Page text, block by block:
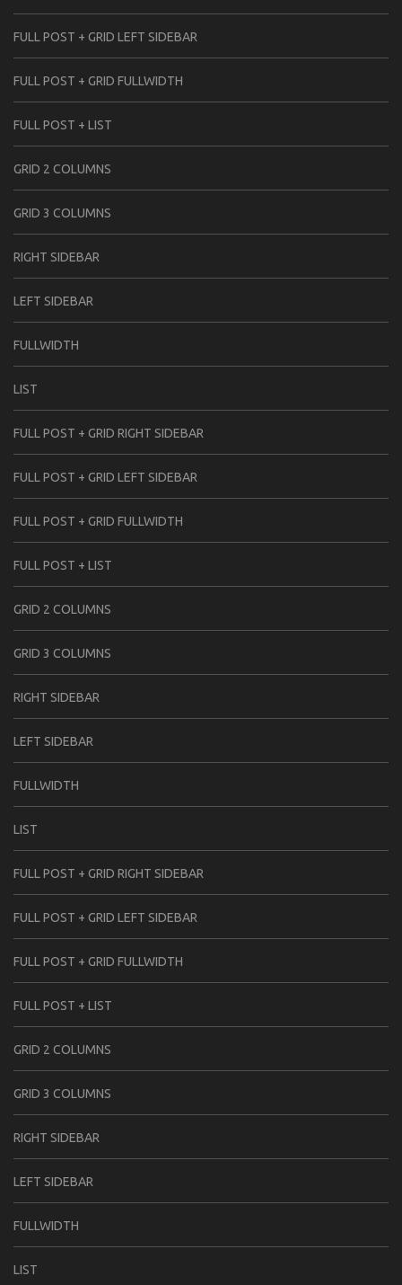
FULL POST + GRID LEFT SIDEBAR
FULL POST + GRID FULLWIDTH
FULL POST + LIST
GRID 2 COLUMNS
GRID 3 COLUMNS
RIGHT SIDEBAR
LEFT SIDEBAR
FULLWIDTH
LIST
FULL POST + GRID RIGHT SIDEBAR
FULL POST + GRID LEFT SIDEBAR
FULL POST + GRID FULLWIDTH
FULL POST + LIST
GRID 2 COLUMNS
GRID 3 COLUMNS
RIGHT SIDEBAR
LEFT SIDEBAR
FULLWIDTH
LIST
FULL POST + GRID RIGHT SIDEBAR
FULL POST + GRID LEFT SIDEBAR
FULL POST + GRID FULLWIDTH
FULL POST + LIST
GRID 2 COLUMNS
GRID 3 COLUMNS
RIGHT SIDEBAR
LEFT SIDEBAR
FULLWIDTH
LIST